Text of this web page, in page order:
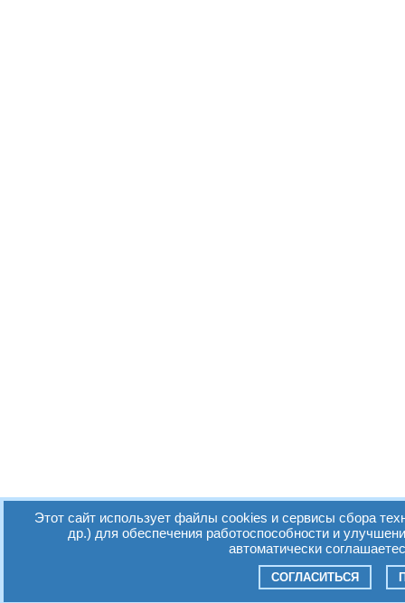
Этот сайт использует файлы cookies и сервисы сбора
др.) для обеспечения работоспособности и
автоматически
СОГЛАСИТЬСЯ